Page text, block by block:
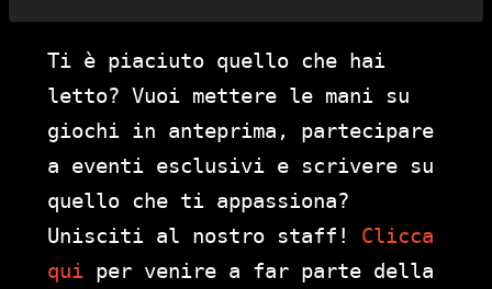
Ti è piaciuto quello che hai
letto? Vuoi mettere le mani su
giochi in anteprima, partecipare
a eventi esclusivi e scrivere su
quello che ti appassiona?
Unisciti al nostro staff! Clicca
qui per venire a far parte della